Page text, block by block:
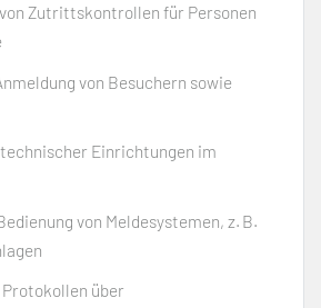
Zutrittskontrollen für Personen
von Besuchern sowie
Einrichtungen im
von Meldesystemen, z. B.
über